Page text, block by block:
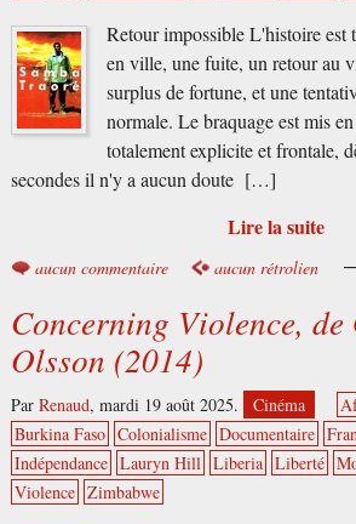
Retour impossible L'histoire est
en ville, une fuite, un retour au
surplus de fortune, et une
normale. Le braquage est mis
totalement explicite et frontale,
secondes il n'y a aucun doute […]
Lire la suite
aucun commentaire aucun rétrolien
Concerning Violence, de
Olsson (2014)
Par Renaud, mardi 19 août 2025. Cinéma
Burkina Faso Colonialisme Documentaire
Indépendance Lauryn Hill Liberia Liberté
Violence Zimbabwe